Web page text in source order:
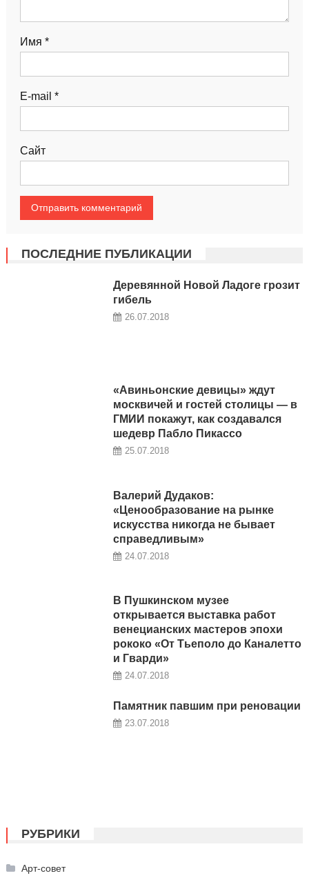
Имя *
E-mail *
Сайт
ПОСЛЕДНИЕ ПУБЛИКАЦИИ
Деревянной Новой Ладоге грозит
гибель
26.07.2018
«Авиньонские девицы» ждут
москвичей и гостей столицы — в
ГМИИ покажут, как создавался
шедевр Пабло Пикассо
25.07.2018
Валерий Дудаков:
«Ценообразование на рынке
искусства никогда не бывает
справедливым»
24.07.2018
В Пушкинском музее
открывается выставка работ
венецианских мастеров эпохи
рококо «От Тьеполо до Каналетто
и Гварди»
24.07.2018
Памятник павшим при реновации
23.07.2018
РУБРИКИ
Арт-совет